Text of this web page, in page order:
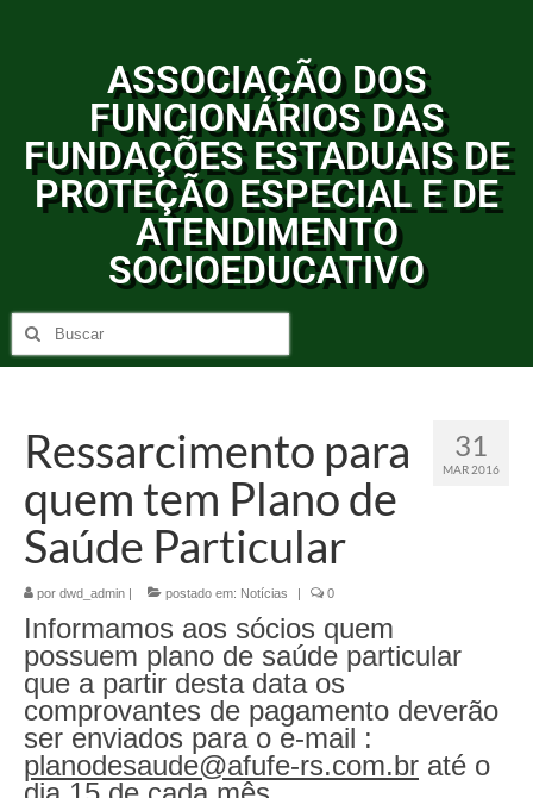
ASSOCIAÇÃO DOS
FUNCIONÁRIOS DAS
FUNDAÇÕES ESTADUAIS DE
PROTEÇÃO ESPECIAL E DE
ATENDIMENTO
SOCIOEDUCATIVO
31
MAR 2016
Ressarcimento para
quem tem Plano de
Saúde Particular
por dwd_admin postado em: Notícias 0
Informamos aos sócios quem
possuem plano de saúde particular
que a partir desta data os
comprovantes de pagamento deverão
ser enviados para o e-mail :
planodesaude@afufe-rs.com.br até o